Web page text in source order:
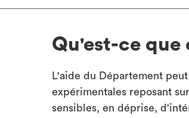
Qu'est-ce que
L'aide du Département
expérimentales reposant
sensibles, en déprise,